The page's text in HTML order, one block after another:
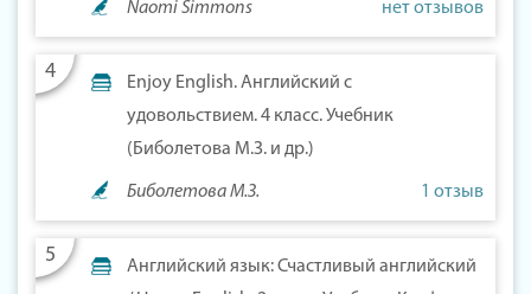
Naomi Simmons нет отзывов
Enjoy English. Английский с
удовольствием. 4 класс. Учебник
(Биболетова М.З. и др.)
Биболетова М.З. 1 отзыв
Английский язык: Счастливый английский